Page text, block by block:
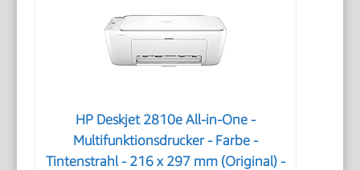
HP Deskjet 2810e All-in-One -
Multifunktionsdrucker - Farbe -
Tintenstrahl - 216 x 297 mm (Original) -